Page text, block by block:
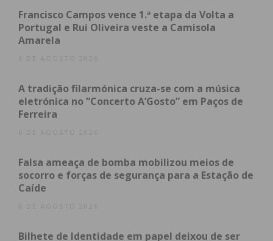
que permitiram localizar e intercetar a viatura onde
seguia o suspeito.
procurar os documentos de identificação, tentou
desfazer-se discretamente de um lote de
raspadinhas. A tentativa foi, no entanto, travada
imediato.
Material apreendido
Francisco Campos vence 1.ª etapa da Volta a
Portugal e Rui Oliveira veste a Camisola
Amarela
6 DE AGOSTO 2026
A tradição filarmónica cruza-se com a música
eletrónica no “Concerto A’Gosto” em Paços de
Ferreira
6 DE AGOSTO 2026
Falsa ameaça de bomba mobilizou meios de
socorro e forças de segurança para a Estação de
Caíde
6 DE AGOSTO 2026
Bilhete de Identidade em papel deixou de ser